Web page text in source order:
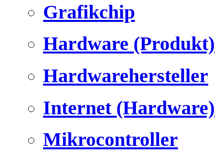
Grafikchip
Hardware (Produkt)
Hardwarehersteller
Internet (Hardware)
Mikrocontroller